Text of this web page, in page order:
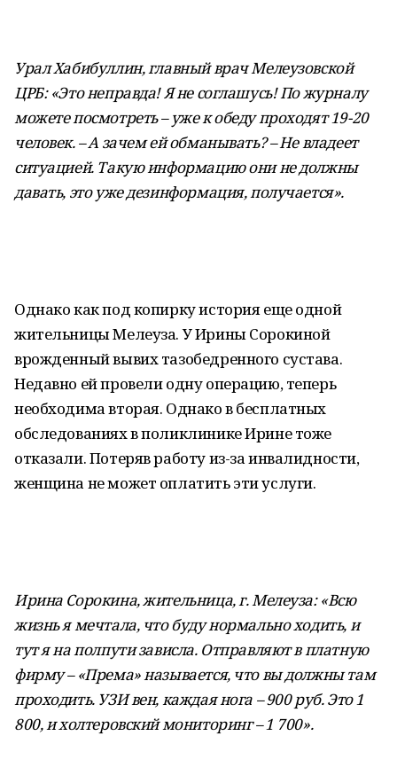
Урал Хабибуллин, главный врач Мелеузовской
ЦРБ: «Это неправда! Я не соглашусь! По журналу
можете посмотреть – уже к обеду проходят 19-20
человек. – А зачем ей обманывать? – Не владеет
ситуацией. Такую информацию они не должны
давать, это уже дезинформация, получается».
Однако как под копирку история еще одной
жительницы Мелеуза. У Ирины Сорокиной
врожденный вывих тазобедренного сустава.
Недавно ей провели одну операцию, теперь
необходима вторая. Однако в бесплатных
обследованиях в поликлинике Ирине тоже
отказали. Потеряв работу из-за инвалидности,
женщина не может оплатить эти услуги.
Ирина Сорокина, жительница, г. Мелеуза: «Всю
жизнь я мечтала, что буду нормально ходить, и
тут я на полпути зависла. Отправляют в платную
фирму – «Према» называется, что вы должны там
проходить. УЗИ вен, каждая нога – 900 руб. Это 1
800, и холтеровский мониторинг – 1 700».